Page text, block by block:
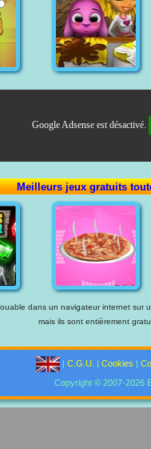
Google Adsense est désactivé.
Meilleurs jeux gratuits
dans un navigateur internet sur
mais ils sont entièrement
|C.G.U.|Cookies|
Copyright © 2007-2026